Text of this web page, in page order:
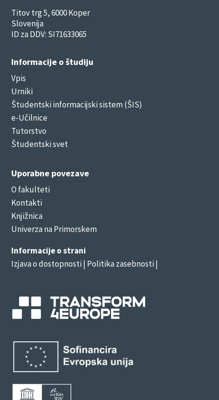
Titov trg 5, 6000 Koper
Slovenija
ID za DDV: SI71633065
Informacije o študiju
Vpis
Urniki
Študentski informacijski sistem (ŠIS)
e-Učilnice
Tutorstvo
Študentski svet
Uporabne povezave
O fakulteti
Kontakti
Knjižnica
Univerza na Primorskem
Informacije o strani
Izjava o dostopnosti | Politika zasebnosti |